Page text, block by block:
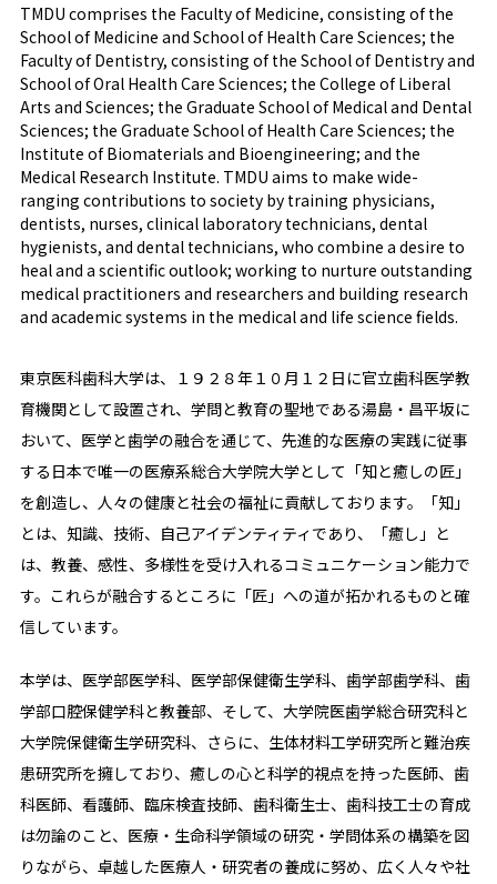
TMDU comprises the Faculty of Medicine, consisting of the
School of Medicine and School of Health Care Sciences; the
Faculty of Dentistry, consisting of the School of Dentistry and
School of Oral Health Care Sciences; the College of Liberal
Arts and Sciences; the Graduate School of Medical and Dental
Sciences; the Graduate School of Health Care Sciences; the
Institute of Biomaterials and Bioengineering; and the
Medical Research Institute. TMDU aims to make wide-
ranging contributions to society by training physicians,
dentists, nurses, clinical laboratory technicians, dental
hygienists, and dental technicians, who combine a desire to
heal and a scientific outlook; working to nurture outstanding
medical practitioners and researchers and building research
and academic systems in the medical and life science fields.
東京医科歯科大学は、１９２８年１０月１２日に官立歯科医学教
育機関として設置され、学問と教育の聖地である湯島・昌平坂に
おいて、医学と歯学の融合を通じて、先進的な医療の実践に従事
する日本で唯一の医療系総合大学院大学として「知と癒しの匠」
を創造し、人々の健康と社会の福祉に貢献しております。「知」
とは、知識、技術、自己アイデンティティであり、「癒し」と
は、教養、感性、多様性を受け入れるコミュニケーション能力で
す。これらが融合するところに「匠」への道が拓かれるものと確
信しています。
本学は、医学部医学科、医学部保健衛生学科、歯学部歯学科、歯
学部口腔保健学科と教養部、そして、大学院医歯学総合研究科と
大学院保健衛生学研究科、さらに、生体材料工学研究所と難治疾
患研究所を擁しており、癒しの心と科学的視点を持った医師、歯
科医師、看護師、臨床検査技師、歯科衛生士、歯科技工士の育成
は勿論のこと、医療・生命科学領域の研究・学問体系の構築を図
りながら、卓越した医療人・研究者の養成に努め、広く人々や社